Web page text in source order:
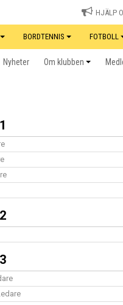
HJÄLP
BORDTENNIS FOTBOLL
Nyheter Om klubben